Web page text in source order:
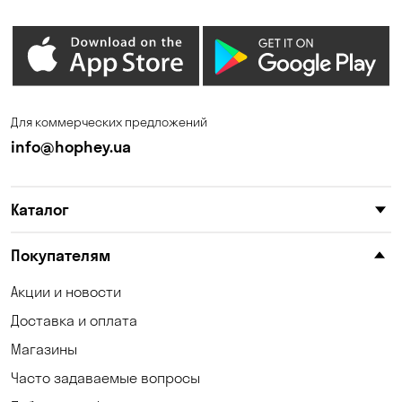
Елизаветовка Зазимье
Калиновка
Клинцы
Корсунцы
Коцюбинское
Для коммерческих предложений
info@hophey.ua
Каталог
Покупателям
Акции и новости
Доставка и оплата
Магазины
Часто задаваемые вопросы